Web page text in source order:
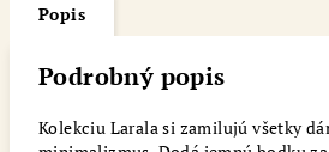
Popis
Podrobný popis
Kolekciu Larala si zamilujú všetky